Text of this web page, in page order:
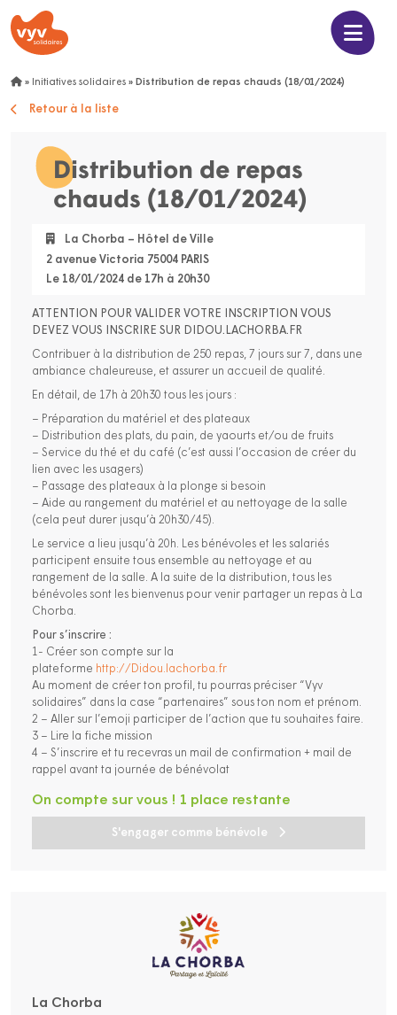
» Initiatives solidaires » Distribution de repas chauds (18/01/2024)
Retour à la liste
Distribution de repas
chauds (18/01/2024)
La Chorba – Hôtel de Ville
2 avenue Victoria 75004 PARIS
Le 18/01/2024 de 17h à 20h30
ATTENTION POUR VALIDER VOTRE INSCRIPTION VOUS
DEVEZ VOUS INSCRIRE SUR DIDOU.LACHORBA.FR
Contribuer à la distribution de 250 repas, 7 jours sur 7, dans une
ambiance chaleureuse, et assurer un accueil de qualité.
En détail, de 17h à 20h30 tous les jours :
– Préparation du matériel et des plateaux
– Distribution des plats, du pain, de yaourts et/ou de fruits
– Service du thé et du café (c’est aussi l’occasion de créer du
lien avec les usagers)
– Passage des plateaux à la plonge si besoin
– Aide au rangement du matériel et au nettoyage de la salle
(cela peut durer jusqu’à 20h30/45).
Le service a lieu jusqu’à 20h. Les bénévoles et les salariés
participent ensuite tous ensemble au nettoyage et au
rangement de la salle. A la suite de la distribution, tous les
bénévoles sont les bienvenus pour venir partager un repas à La
Chorba.
Pour s’inscrire :
1- Créer son compte sur la
plateforme http://Didou.lachorba.fr
Au moment de créer ton profil, tu pourras préciser “Vyv
solidaires” dans la case “partenaires” sous ton nom et prénom.
2 – Aller sur l’emoji participer de l’action que tu souhaites faire.
3 – Lire la fiche mission
4 – S’inscrire et tu recevras un mail de confirmation + mail de
rappel avant ta journée de bénévolat
S'engager comme bénévole
On compte sur vous ! 1 place restante
La Chorba